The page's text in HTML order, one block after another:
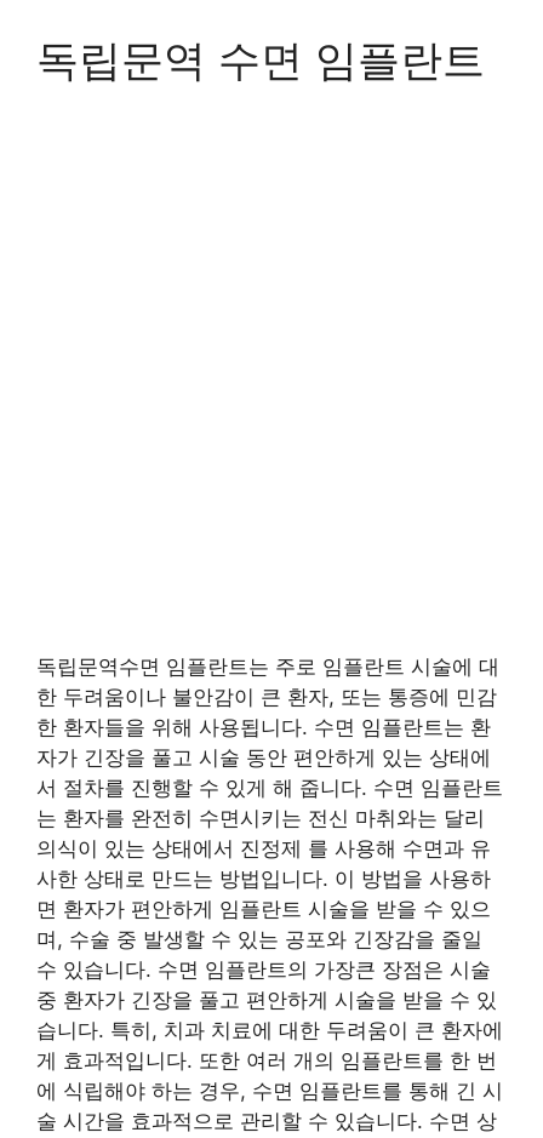
독립문역 수면 임플란트
독립문역수면 임플란트는 주로 임플란트 시술에 대
한 두려움이나 불안감이 큰 환자, 또는 통증에 민감
한 환자들을 위해 사용됩니다. 수면 임플란트는 환
자가 긴장을 풀고 시술 동안 편안하게 있는 상태에
서 절차를 진행할 수 있게 해 줍니다. 수면 임플란트
는 환자를 완전히 수면시키는 전신 마취와는 달리
의식이 있는 상태에서 진정제 를 사용해 수면과 유
사한 상태로 만드는 방법입니다. 이 방법을 사용하
면 환자가 편안하게 임플란트 시술을 받을 수 있으
며, 수술 중 발생할 수 있는 공포와 긴장감을 줄일
수 있습니다. 수면 임플란트의 가장큰 장점은 시술
중 환자가 긴장을 풀고 편안하게 시술을 받을 수 있
습니다. 특히, 치과 치료에 대한 두려움이 큰 환자에
게 효과적입니다. 또한 여러 개의 임플란트를 한 번
에 식립해야 하는 경우, 수면 임플란트를 통해 긴 시
술 시간을 효과적으로 관리할 수 있습니다. 수면 상